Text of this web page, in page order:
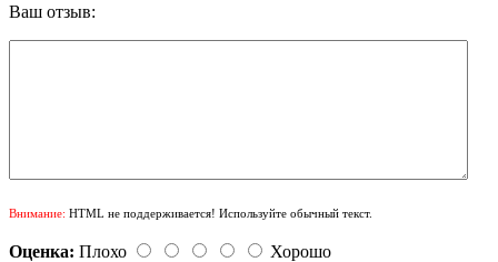
Ваш отзыв:
Внимание: HTML не поддерживается! Используйте обычный текст.
Оценка: Плохо
Хорошо